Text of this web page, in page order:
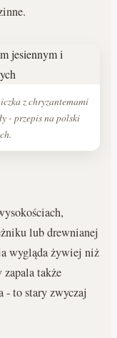
z chryzantemami
- przepis na polski
lub drewnianej
wygląda żywiej niż
także
- to stary zwyczaj